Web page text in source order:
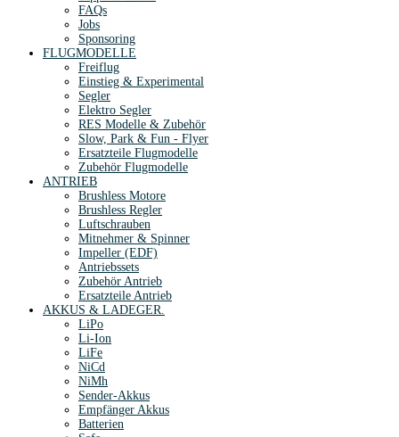
FAQs
Jobs
Sponsoring
FLUGMODELLE
Freiflug
Einstieg & Experimental
Segler
Elektro Segler
RES Modelle & Zubehör
Slow, Park & Fun - Flyer
Ersatzteile Flugmodelle
Zubehör Flugmodelle
ANTRIEB
Brushless Motore
Brushless Regler
Luftschrauben
Mitnehmer & Spinner
Impeller (EDF)
Antriebssets
Zubehör Antrieb
Ersatzteile Antrieb
AKKUS & LADEGER.
LiPo
Li-Ion
LiFe
NiCd
NiMh
Sender-Akkus
Empfänger Akkus
Batterien